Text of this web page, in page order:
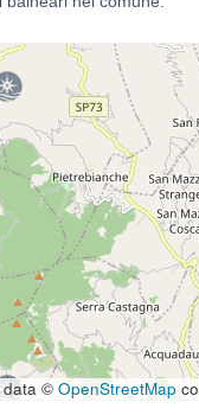
data © OpenStreetMap